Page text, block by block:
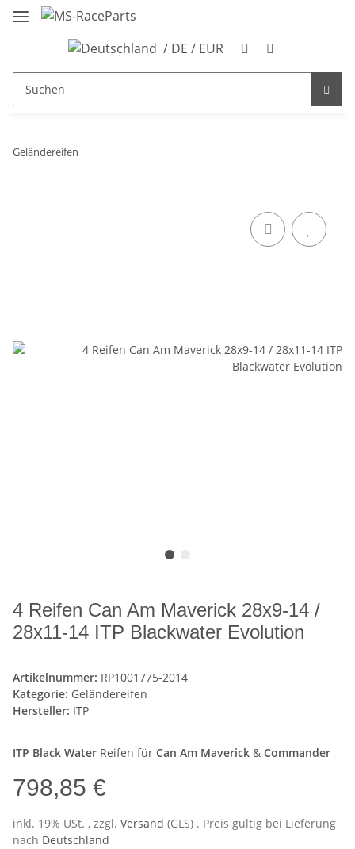
/ DE / EUR
Geländereifen
4 Reifen Can Am Maverick 28x9-14 /
28x11-14 ITP Blackwater Evolution
Artikelnummer: RP1001775-2014
Kategorie: Geländereifen
Hersteller: ITP
ITP Black Water Reifen für Can Am Maverick & Commander
798,85 €
inkl. 19% USt. , zzgl. Versand (GLS) . Preis gültig bei Lieferung
nach Deutschland